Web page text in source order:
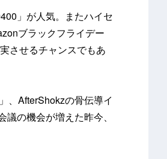
」が人気。またハイセ
ブラックフライデー
させるチャンスでもあ
、AfterShokzの骨伝導イ
の機会が増えた昨今、